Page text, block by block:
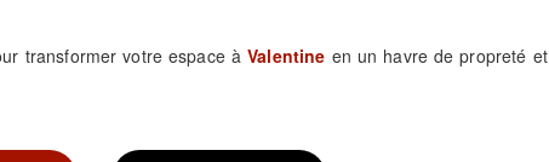
transformer votre espace àValentine en un havre de propreté et